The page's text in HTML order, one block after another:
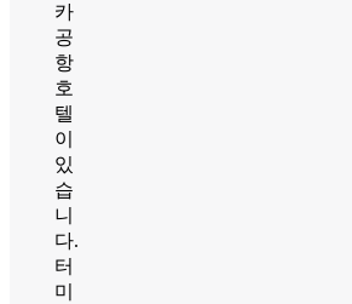
카
공
항
호
텔
이
있
습
니
다.
터
미